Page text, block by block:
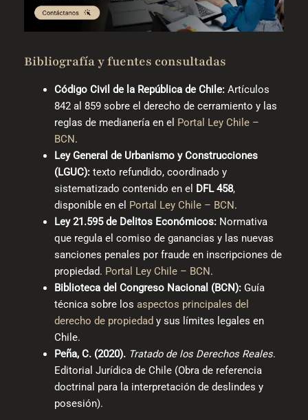
Bibliografía y fuentes consultadas
Código Civil de la República de Chile:Artículos
842 al 859 sobre el derecho de cerramiento y las
reglas de medianería en el Portal Ley Chile –
BCN.
Ley General de Urbanismo y Construcciones
(LGUC):texto refundido, coordinado y
sistematizado contenido en el DFL 458,
disponible en el Portal Ley Chile – BCN.
Ley 21.595 de Delitos Económicos:Normativa
que regula el comiso de ganancias y las nuevas
sanciones penales por fraude en inscripciones de
propiedad. Portal Ley Chile – BCN.
Biblioteca del Congreso Nacional (BCN):Guía
técnica sobre los aspectos principales del
derecho de propiedad y sus límites legales en
Chile.
Peña, C. (2020). Tratado de los Derechos Reales.
Editorial Jurídica de Chile (Obra de referencia
doctrinal para la interpretación de deslindes y
posesión).